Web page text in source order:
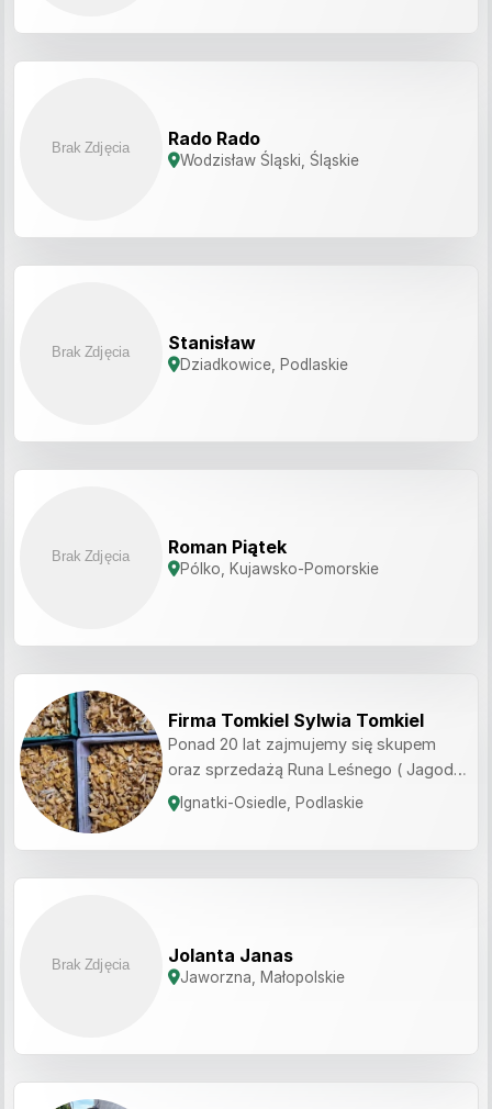
Rado Rado
Wodzisław Śląski, Śląskie
Stanisław
Dziadkowice, Podlaskie
Roman Piątek
Pólko, Kujawsko-Pomorskie
Firma Tomkiel Sylwia Tomkiel
Ponad 20 lat zajmujemy się skupem
oraz sprzedażą Runa Leśnego ( Jagody
leśne, Grzyby Kurki , Borowiki ,
Ignatki-Osiedle, Podlaskie
Jolanta Janas
Jaworzna, Małopolskie